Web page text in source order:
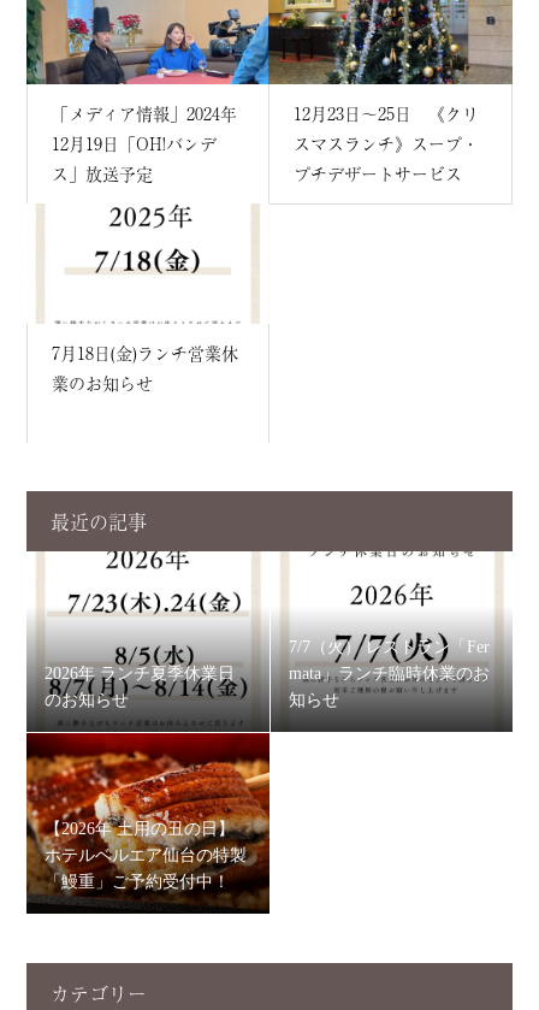
「メディア情報」2024年
12月19日「OH!バンデ
ス」放送予定
12月23日～25日 《クリ
スマスランチ》スープ・
プチデザートサービス
7月18日(金)ランチ営業休
業のお知らせ
最近の記事
2026年 ランチ夏季休業日
のお知らせ
7/7（火） レストラン「Fer
mata」ランチ臨時休業のお
知らせ
【2026年 土用の丑の日】
ホテルベルエア仙台の特製
「鰻重」ご予約受付中！
カテゴリー